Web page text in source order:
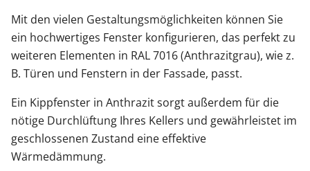
Mit den vielen Gestaltungsmöglichkeiten können Sie
ein hochwertiges Fenster konfigurieren, das perfekt zu
weiteren Elementen in RAL 7016 (Anthrazitgrau), wie z.
B. Türen und Fenstern in der Fassade, passt.
Ein Kippfenster in Anthrazit sorgt außerdem für die
nötige Durchlüftung Ihres Kellers und gewährleistet im
geschlossenen Zustand eine effektive
Wärmedämmung.